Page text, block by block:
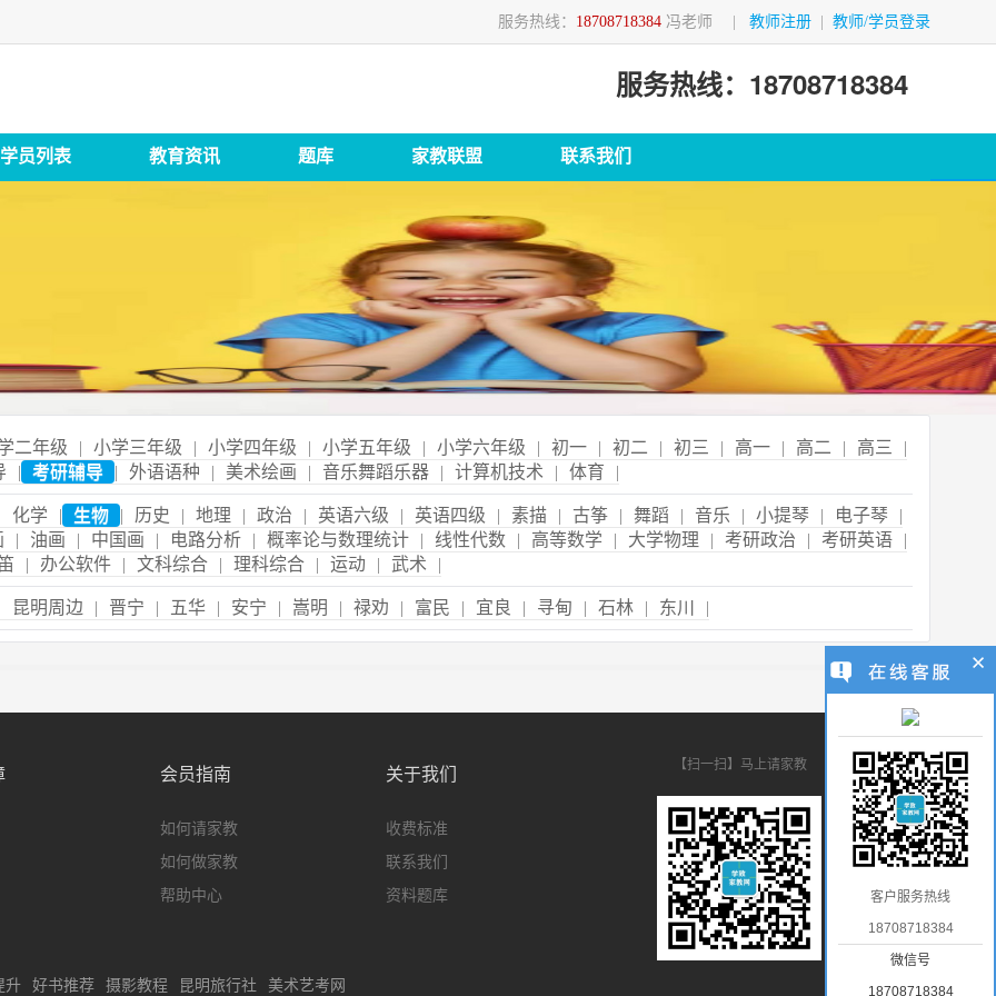
服务热线： 18708718384 冯老师 教师注册 教师/学员登录
服务热线：18708718384
学员列表 教育资讯 题库 家教联盟 联系我们
二年级 | 小学三年级 | 小学四年级 | 小学五年级 | 小学六年级 | 初一 | 初二 | 初三 | 高一 | 高二 | 高三
|
| 考研辅导 | 外语语种 | 美术绘画 | 音乐舞蹈乐器 | 计算机技术 | 体育 |
化学 | 生物 | 历史 | 地理 | 政治 | 英语六级 | 英语四级 | 素描 | 古筝 | 舞蹈 | 音乐 | 小提琴 | 电子琴
|
| 油画 | 中国画 | 电路分析 | 概率论与数理统计 | 线性代数 | 高等数学 | 大学物理 | 考研政治 | 考研英语
|
| 办公软件 | 文科综合 | 理科综合 | 运动 | 武术 |
昆明周边 | 晋宁 | 五华 | 安宁 | 嵩明 | 禄劝 | 富民 | 宜良 | 寻甸 | 石林 | 东川 |
会员指南
如何请家教
如何做家教
帮助中心
关于我们
收费标准
联系我们
资料题库
【扫一扫】马上请家教
升 好书推荐 摄影教程 昆明旅行社 美术艺考网
客户服务热线
18708718384
微信号
18708718384